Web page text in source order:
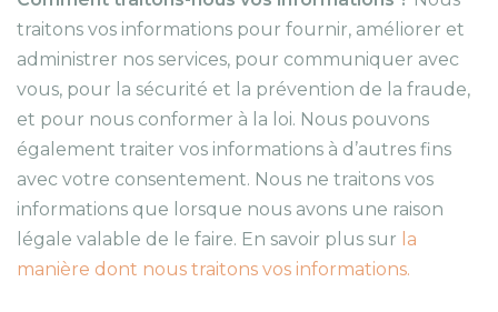
traitons vos informations pour fournir, améliorer et
administrer nos services, pour communiquer avec
vous, pour la sécurité et la prévention de la fraude,
et pour nous conformer à la loi. Nous pouvons
également traiter vos informations à d’autres fins
avec votre consentement. Nous ne traitons vos
informations que lorsque nous avons une raison
légale valable de le faire. En savoir plus sur la
manière dont nous traitons vos informations.